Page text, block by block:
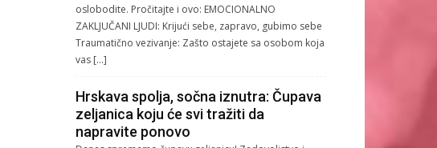
oslobodite. Pročitajte i ovo: EMOCIONALNO
ZAKLJUČANI LJUDI: Krijući sebe, zapravo, gubimo sebe
Traumatično vezivanje: Zašto ostajete sa osobom koja
vas […]
Hrskava spolja, sočna iznutra: Čupava
zeljanica koju će svi tražiti da
napravite ponovo